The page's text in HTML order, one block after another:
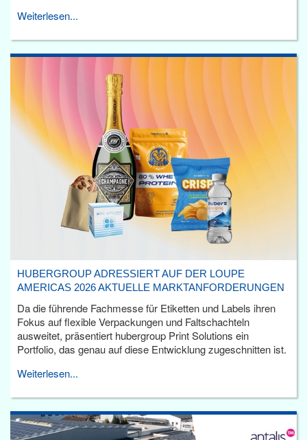
Weiterlesen...
HUBERGROUP ADRESSIERT AUF DER LOUPE
AMERICAS 2026 AKTUELLE MARKTANFORDERUNGEN
Da die führende Fachmesse für Etiketten und Labels ihren
Fokus auf flexible Verpackungen und Faltschachteln
ausweitet, präsentiert hubergroup Print Solutions ein
Portfolio, das genau auf diese Entwicklung zugeschnitten ist.
Weiterlesen...